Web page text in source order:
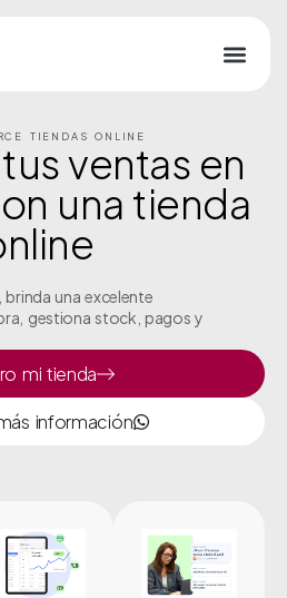
TIENDAS ONLINE
ventas en
una tienda
brinda una excelente
gestiona stock, pagos y
mi tienda
información